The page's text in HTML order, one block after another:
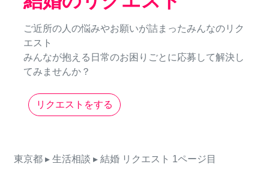
ご近所の人の悩みやお願いが詰まったみんなのリク
エスト
みんなが抱える日常のお困りごとに応募して解決し
てみませんか？
リクエストをする
東京都 ▸ 生活相談 ▸ 結婚 リクエスト 1ページ目